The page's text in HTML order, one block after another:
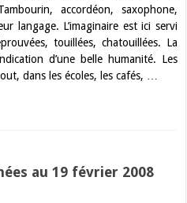
accordéon, saxophone,
langage. L’imaginaire est ici servi
touillées, chatouillées. La
d’une belle humanité. Les
dans les écoles, les cafés, …
au 19 février 2008